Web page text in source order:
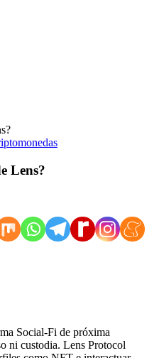
Lens?
Social-Fi de próxima
ni custodia. Lens Protocol